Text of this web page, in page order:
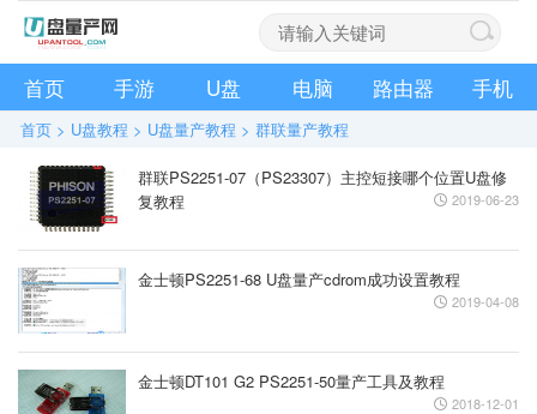
首页 手游 U盘 电脑 路由器 手机
首页 > U盘教程 > U盘量产教程 > 群联量产教程
群联PS2251-07（PS23307）主控短接哪个位置U盘修
复教程
2019-06-23
金士顿PS2251-68 U盘量产cdrom成功设置教程
2019-04-08
金士顿DT101 G2 PS2251-50量产工具及教程
2018-12-01